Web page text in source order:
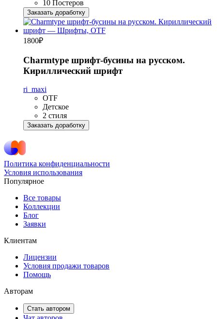
10 Постеров
Заказать доработку
1800₽
Charmtype шрифт-бусины на русском.
Кириллический шрифт
ri_maxi
OTF
Детское
2 стиля
Заказать доработку
Политика конфиденциальности
Условия использования
Популярное
Все товары
Коллекции
Блог
Заявки
Клиентам
Лицензии
Условия продажи товаров
Помощь
Авторам
Стать автором